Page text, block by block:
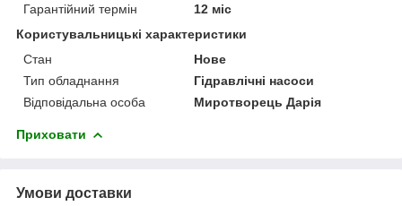
Гарантійний термін
12 міс
Користувальницькі характеристики
Стан
Нове
Тип обладнання
Гідравлічні насоси
Відповідальна особа
Миротворець Дарія
Приховати
Умови доставки